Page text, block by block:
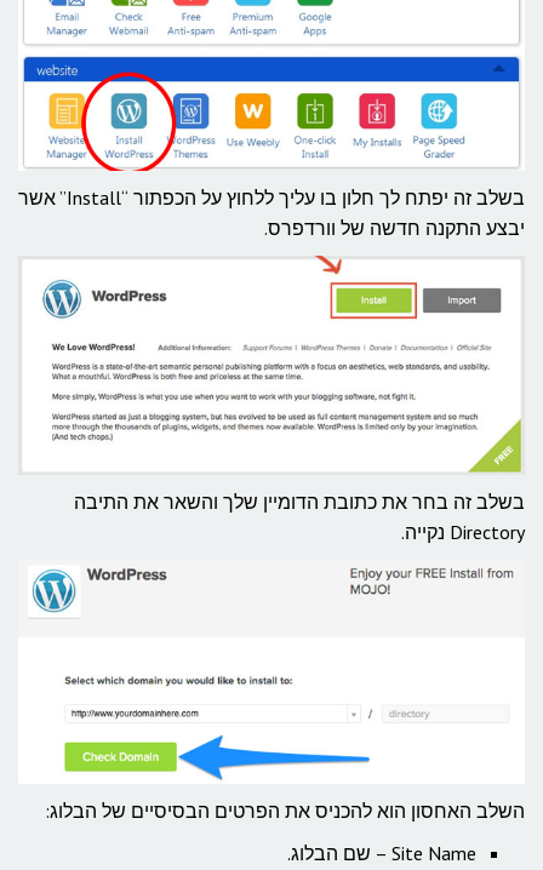
בשלב זה יפתח לך חלון בו עליך ללחוץ על הכפתור “Install” אשר
יבצע התקנה חדשה של וורדפרס.
בשלב זה בחר את כתובת הדומיין שלך והשאר את התיבה
Directory נקייה.
השלב האחסון הוא להכניס את הפרטים הבסיסיים של הבלוג:
Site Name – שם הבלוג.